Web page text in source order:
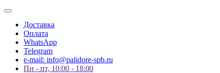
Доставка
Оплата
WhatsApp
Telegram
e-mail: info@palidore-spb.ru
Пн - пт, 10:00 - 18:00